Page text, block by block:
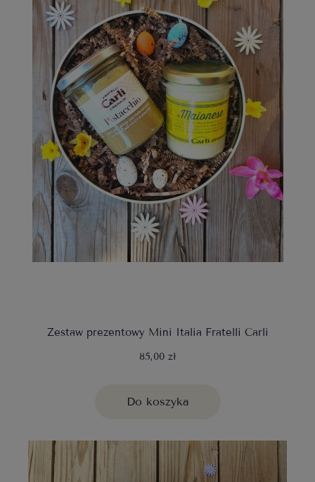
Zestaw prezentowy Mini Italia Fratelli Carli
85,00 zł
Do koszyka